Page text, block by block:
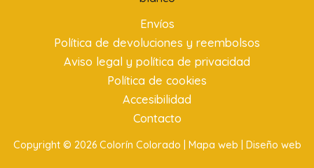
Envíos
Política de devoluciones y reembolsos
Aviso legal y política de privacidad
Política de cookies
Accesibilidad
Contacto
Copyright © 2026 Colorín Colorado | Mapa web | Diseño web